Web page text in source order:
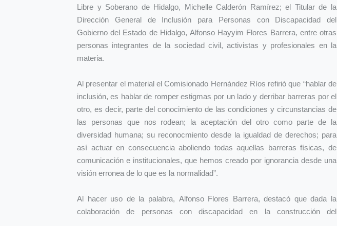
Libre y Soberano de Hidalgo, Michelle Calderón Ramírez; el Titular de la
Dirección General de Inclusión para Personas con Discapacidad del
Gobierno del Estado de Hidalgo, Alfonso Hayyim Flores Barrera, entre otras
personas integrantes de la sociedad civil, activistas y profesionales en la
materia.
Al presentar el material el Comisionado Hernández Ríos refirió que “hablar de
inclusión, es hablar de romper estigmas por un lado y derribar barreras por el
otro, es decir, parte del conocimiento de las condiciones y circunstancias de
las personas que nos rodean; la aceptación del otro como parte de la
diversidad humana; su reconocmiento desde la igualdad de derechos; para
así actuar en consecuencia aboliendo todas aquellas barreras físicas, de
comunicación e institucionales, que hemos creado por ignorancia desde una
visión erronea de lo que es la normalidad”.
Al hacer uso de la palabra, Alfonso Flores Barrera, destacó que dada la
colaboración de personas con discapacidad en la construcción del